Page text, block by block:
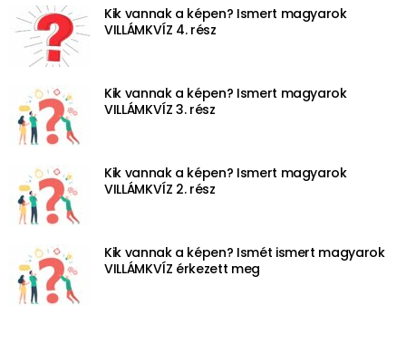
Kik vannak a képen? Ismert magyarok
VILLÁMKVÍZ 4. rész
Kik vannak a képen? Ismert magyarok
VILLÁMKVÍZ 3. rész
Kik vannak a képen? Ismert magyarok
VILLÁMKVÍZ 2. rész
Kik vannak a képen? Ismét ismert magyarok
VILLÁMKVÍZ érkezett meg